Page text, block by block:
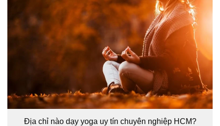
Địa chỉ nào dạy yoga uy tín chuyên nghiệp HCM?